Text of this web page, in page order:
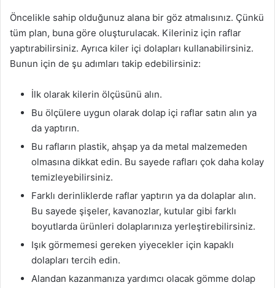
Öncelikle sahip olduğunuz alana bir göz atmalısınız. Çünkü
tüm plan, buna göre oluşturulacak. Kileriniz için raflar
yaptırabilirsiniz. Ayrıca kiler içi dolapları kullanabilirsiniz.
Bunun için de şu adımları takip edebilirsiniz:
İlk olarak kilerin ölçüsünü alın.
Bu ölçülere uygun olarak dolap içi raflar satın alın ya
da yaptırın.
Bu rafların plastik, ahşap ya da metal malzemeden
olmasına dikkat edin. Bu sayede rafları çok daha kolay
temizleyebilirsiniz.
Farklı derinliklerde raflar yaptırın ya da dolaplar alın.
Bu sayede şişeler, kavanozlar, kutular gibi farklı
boyutlarda ürünleri dolaplarınıza yerleştirebilirsiniz.
Işık görmemesi gereken yiyecekler için kapaklı
dolapları tercih edin.
Alandan kazanmanıza yardımcı olacak gömme dolap